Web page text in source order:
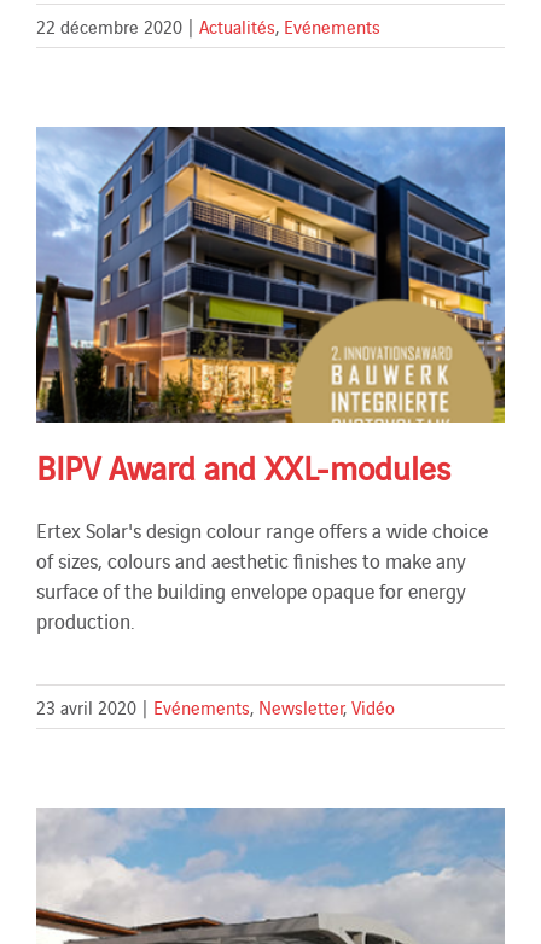
22 décembre 2020 | Actualités, Evénements
BIPV Award and XXL-modules
Ertex Solar's design colour range offers a wide choice
of sizes, colours and aesthetic finishes to make any
surface of the building envelope opaque for energy
production.
23 avril 2020 | Evénements, Newsletter,Vidéo